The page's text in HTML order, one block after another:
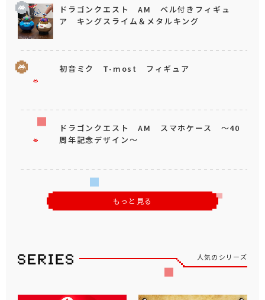
ドラゴンクエスト AM ベル付きフィギュ
ア キングスライム＆メタルキング
初音ミク T-most フィギュア
ドラゴンクエスト AM スマホケース ～40
周年記念デザイン～
もっと見る
人気のシリーズ